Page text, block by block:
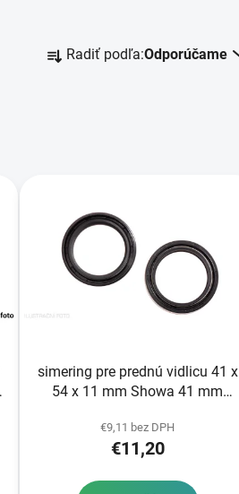
a
k
o
v
Radiť podľa:Odporúčame
simering pre prednú vidlicu 41 x
54 x 11 mm Showa 41 mm
tlmičov
€9,11 bez DPH
€11,20